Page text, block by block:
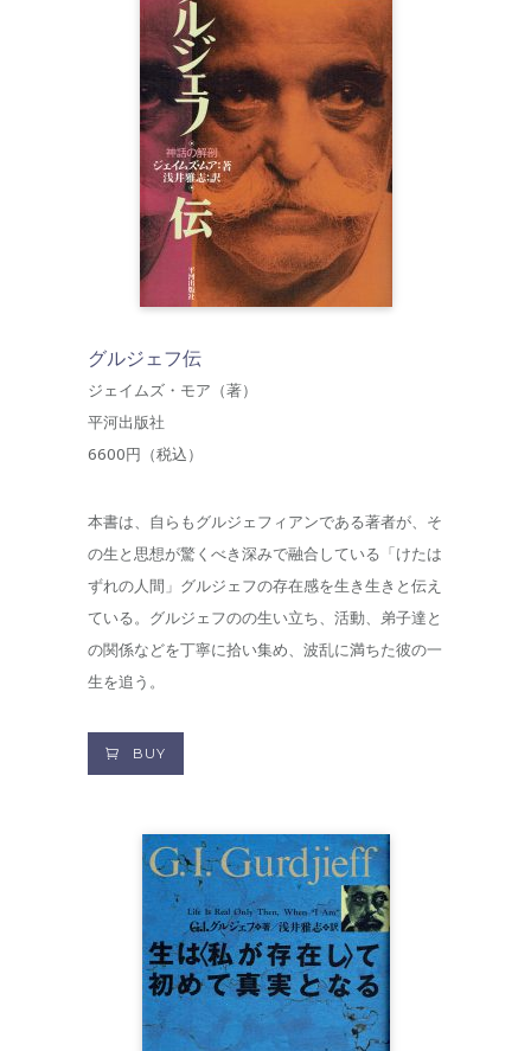
グルジェフ伝
ジェイムズ・モア（著）
平河出版社
6600円（税込）
本書は、自らもグルジェフィアンである著者が、そ
の生と思想が驚くべき深みで融合している「けたは
ずれの人間」グルジェフの存在感を生き生きと伝え
ている。グルジェフのの生い立ち、活動、弟子達と
の関係などを丁寧に拾い集め、波乱に満ちた彼の一
生を追う。
BUY